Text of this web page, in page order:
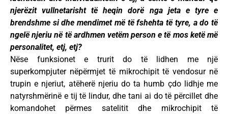
njerëzit vullnetarisht të heqin dorë nga jeta e tyre e
brendshme si dhe mendimet më të fshehta të tyre, a do të
ngelë njeriu në të ardhmen vetëm person e të mos ketë më
personalitet, etj, etj?
Nëse funksionet e trurit do të lidhen me një
superkompjuter nëpërmjet të mikrochipit të vendosur në
trupin e njeriut, atëherë njeriu do ta humb çdo lidhje me
natyrshmërinë e tij të lindur, dhe tani ai do të përcillet dhe
komandohet përmes satelitit dhe mikrochipit të